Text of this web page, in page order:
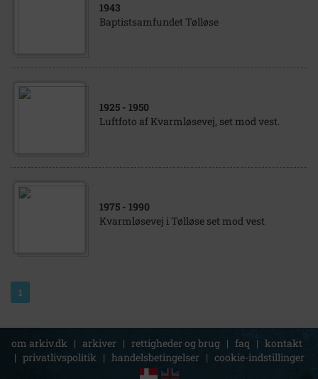
1943
Baptistsamfundet Tølløse
1925 - 1950
Luftfoto af Kvarmløsevej, set mod vest.
1975 - 1990
Kvarmløsevej i Tølløse set mod vest
1
om arkiv.dk | arkiver | rettigheder og brug | faq | kontakt
| privatlivspolitik | handelsbetingelser | cookie-indstillinger